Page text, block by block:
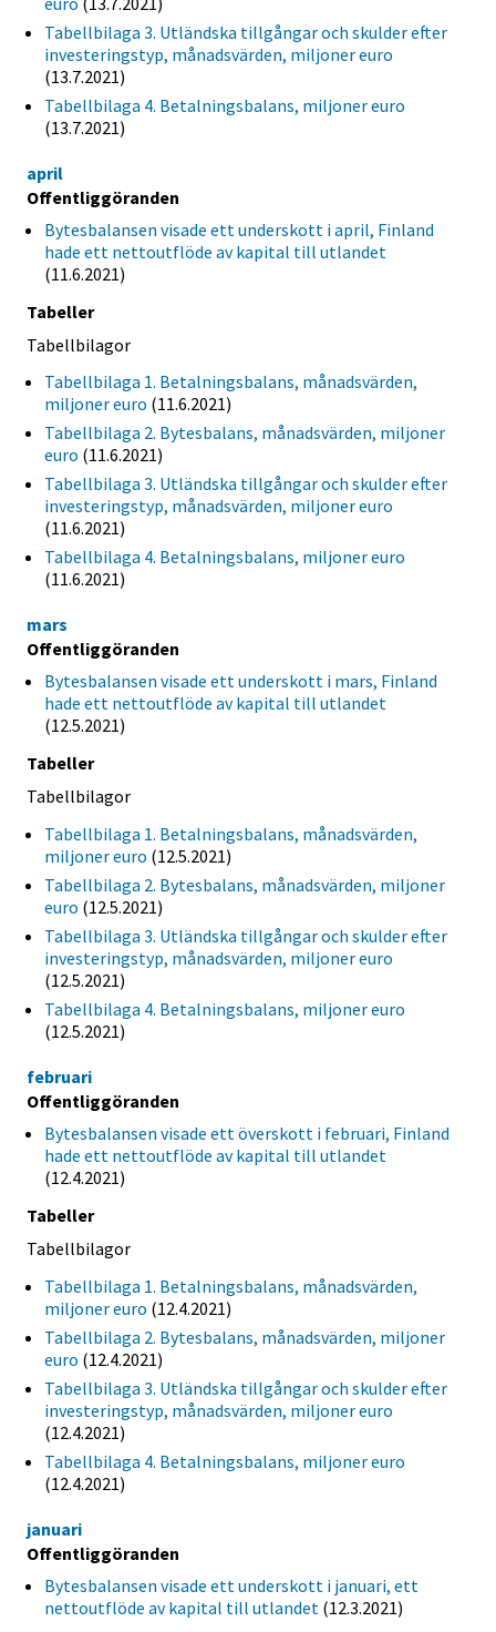
Tabellbilaga 3. Utländska tillgångar och skulder efter
investeringstyp, månadsvärden, miljoner euro
(13.7.2021)
Tabellbilaga 4. Betalningsbalans, miljoner euro
(13.7.2021)
april
Offentliggöranden
Bytesbalansen visade ett underskott i april, Finland
hade ett nettoutflöde av kapital till utlandet
(11.6.2021)
Tabeller
Tabellbilagor
Tabellbilaga 1. Betalningsbalans, månadsvärden,
miljoner euro (11.6.2021)
Tabellbilaga 2. Bytesbalans, månadsvärden, miljoner
euro (11.6.2021)
Tabellbilaga 3. Utländska tillgångar och skulder efter
investeringstyp, månadsvärden, miljoner euro
(11.6.2021)
Tabellbilaga 4. Betalningsbalans, miljoner euro
(11.6.2021)
mars
Offentliggöranden
Bytesbalansen visade ett underskott i mars, Finland
hade ett nettoutflöde av kapital till utlandet
(12.5.2021)
Tabeller
Tabellbilagor
Tabellbilaga 1. Betalningsbalans, månadsvärden,
miljoner euro (12.5.2021)
Tabellbilaga 2. Bytesbalans, månadsvärden, miljoner
euro (12.5.2021)
Tabellbilaga 3. Utländska tillgångar och skulder efter
investeringstyp, månadsvärden, miljoner euro
(12.5.2021)
Tabellbilaga 4. Betalningsbalans, miljoner euro
(12.5.2021)
februari
Offentliggöranden
Bytesbalansen visade ett överskott i februari, Finland
hade ett nettoutflöde av kapital till utlandet
(12.4.2021)
Tabeller
Tabellbilagor
Tabellbilaga 1. Betalningsbalans, månadsvärden,
miljoner euro (12.4.2021)
Tabellbilaga 2. Bytesbalans, månadsvärden, miljoner
euro (12.4.2021)
Tabellbilaga 3. Utländska tillgångar och skulder efter
investeringstyp, månadsvärden, miljoner euro
(12.4.2021)
Tabellbilaga 4. Betalningsbalans, miljoner euro
(12.4.2021)
januari
Offentliggöranden
Bytesbalansen visade ett underskott i januari, ett
nettoutflöde av kapital till utlandet (12.3.2021)